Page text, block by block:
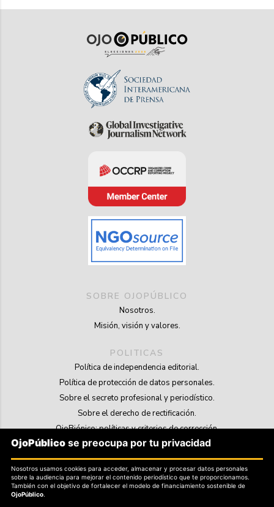
SOBRE OJOPÚBLICO
Nosotros.
Misión, visión y valores.
POLITICAS
Política de independencia editorial.
Política de protección de datos personales.
Sobre el secreto profesional y periodístico.
Sobre el derecho de rectificación.
OjoBiónico: políticas y criterios de corrección.
Sobre libertad de información frente a pedidos de retiro de contenidos.
SOSTENIBILIDAD
La Tienda de OjoPúblico.
OjoPúblico se preocupa por tu privacidad
Nosotros usamos cookies para acceder, almacenar y procesar datos personales
sobre la audiencia para mejorar el contenido periodístico que te proporcionamos.
También con el objetivo de fortalecer el modelo de financiamiento sostenible de
OjoPúblico.